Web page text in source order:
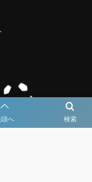
検索
頭へ